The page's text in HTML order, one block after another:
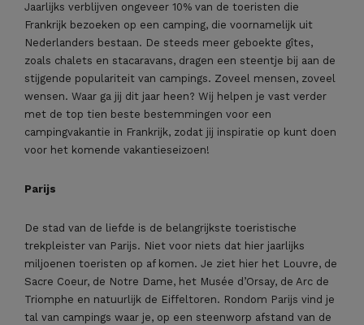
Jaarlijks verblijven ongeveer 10% van de toeristen die
Frankrijk bezoeken op een camping, die voornamelijk uit
Nederlanders bestaan. De steeds meer geboekte gîtes,
zoals chalets en stacaravans, dragen een steentje bij aan de
stijgende populariteit van campings. Zoveel mensen, zoveel
wensen. Waar ga jij dit jaar heen? Wij helpen je vast verder
met de top tien beste bestemmingen voor een
campingvakantie in Frankrijk, zodat jij inspiratie op kunt doen
voor het komende vakantieseizoen!
Parijs
De stad van de liefde is de belangrijkste toeristische
trekpleister van Parijs. Niet voor niets dat hier jaarlijks
miljoenen toeristen op af komen. Je ziet hier het Louvre, de
Sacre Coeur, de Notre Dame, het Musée d’Orsay, de Arc de
Triomphe en natuurlijk de Eiffeltoren. Rondom Parijs vind je
tal van campings waar je, op een steenworp afstand van de